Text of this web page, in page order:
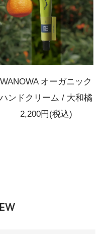
WANOWA オーガニック
ハンドクリーム / 大和橘
2,200円(税込)